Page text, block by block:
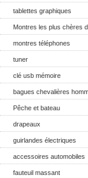
tablettes graphiques
Montres les plus chères
montres téléphones
tuner
clé usb mémoire
bagues chevalières
Pêche et bateau
drapeaux
guirlandes électriques
accessoires automobiles
fauteuil massant